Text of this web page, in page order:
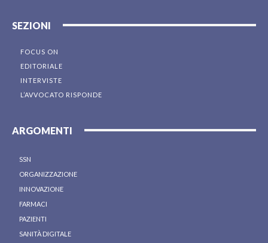
SEZIONI
FOCUS ON
EDITORIALE
INTERVISTE
L’AVVOCATO RISPONDE
ARGOMENTI
SSN
ORGANIZZAZIONE
INNOVAZIONE
FARMACI
PAZIENTI
SANITÀ DIGITALE